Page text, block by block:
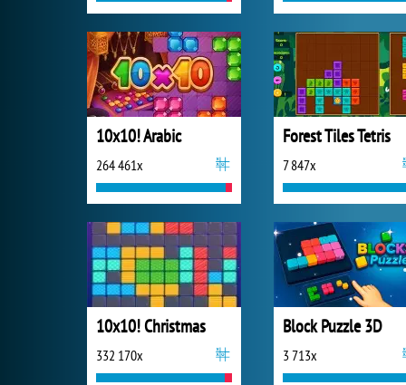
10x10! Arabic
264 461x
Forest Tiles Tetris
7 847x
10x10! Christmas
332 170x
Block Puzzle 3D
3 713x